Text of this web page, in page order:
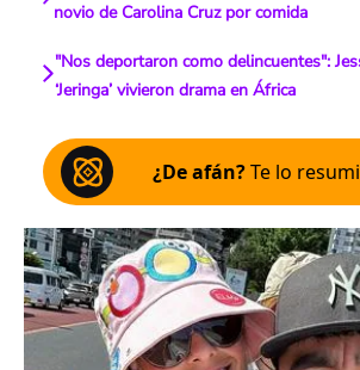
novio de Carolina Cruz por comida
"Nos deportaron como delincuentes":
‘Jeringa’ vivieron drama en África
¿De afán?Te lo